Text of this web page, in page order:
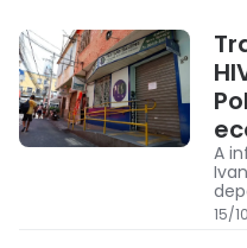
A
Rio
15/